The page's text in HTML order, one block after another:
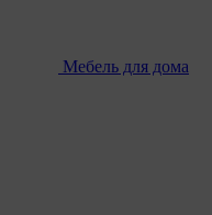
Мебель для дома